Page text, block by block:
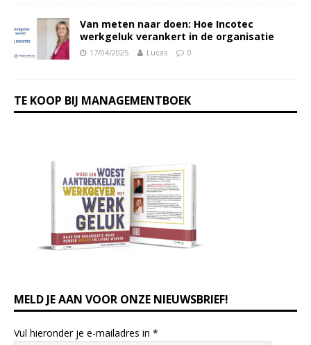
Van meten naar doen: Hoe Incotec
werkgeluk verankert in de organisatie
17/04/2025 Lucas 0
TE KOOP BIJ MANAGEMENTBOEK
MELD JE AAN VOOR ONZE NIEUWSBRIEF!
Vul hieronder je e-mailadres in *